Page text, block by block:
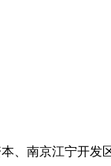
南京江宁开发